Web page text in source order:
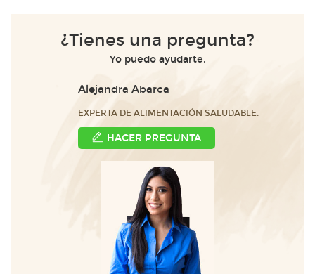
¿Tienes una pregunta?
Yo puedo ayudarte.
Alejandra Abarca
EXPERTA DE ALIMENTACIÓN SALUDABLE.
HACER PREGUNTA